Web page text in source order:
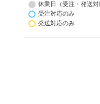
休業日（受注・発送対
受注対応のみ
発送対応のみ